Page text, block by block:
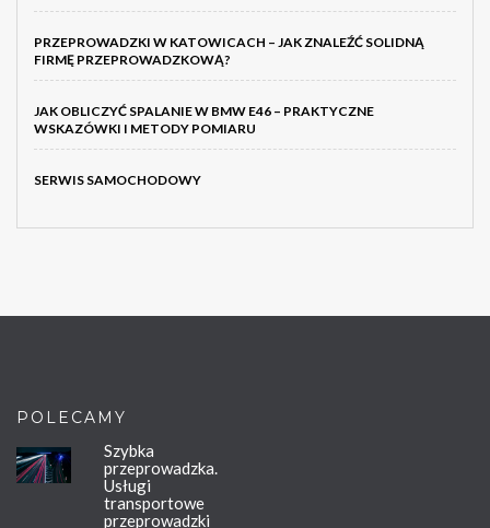
PRZEPROWADZKI W KATOWICACH – JAK ZNALEŹĆ SOLIDNĄ
FIRMĘ PRZEPROWADZKOWĄ?
JAK OBLICZYĆ SPALANIE W BMW E46 – PRAKTYCZNE
WSKAZÓWKI I METODY POMIARU
SERWIS SAMOCHODOWY
POLECAMY
Szybka
przeprowadzka.
Usługi
transportowe
przeprowadzki